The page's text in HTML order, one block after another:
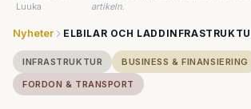
Luuka
artikeln.
Nyheter ELBILAR OCH
INFRASTRUKTUR
BUSINESS & FINANSIERING
FORDON & TRANSPORT